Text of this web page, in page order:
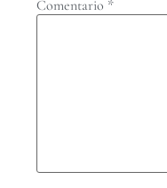
Comentario *